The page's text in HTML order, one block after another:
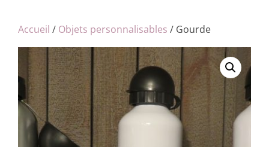
Accueil / Objets personnalisables / Gourde